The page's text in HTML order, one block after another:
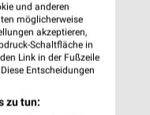
und anderen
möglicherweise
akzeptieren,
Schaltfläche in
Link in der Fußzeile
Entscheidungen
zu tun: